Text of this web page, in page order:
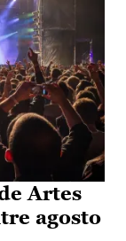
Artes
agosto